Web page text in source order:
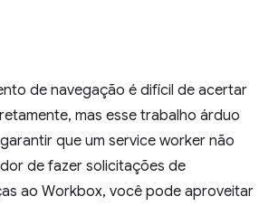
de navegação é difícil de acertar
mas esse trabalho árduo
que um service worker não
de fazer solicitações de
ao Workbox, você pode aproveitar